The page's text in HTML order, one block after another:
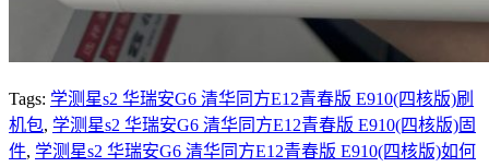
Tags: 学测星s2 华瑞安G6 清华同方E12青春版 E910(四核版)刷
机包, 学测星s2 华瑞安G6 清华同方E12青春版 E910(四核版)固
件, 学测星s2 华瑞安G6 清华同方E12青春版 E910(四核版)如何